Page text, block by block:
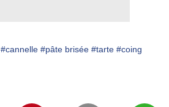
#cannelle #pâte brisée #tarte #coing